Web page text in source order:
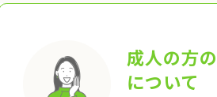
成人の方
について